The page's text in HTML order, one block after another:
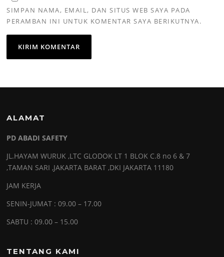
SIMPAN NAMA, EMAIL, DAN SITUS WEB SAYA PADA
PERAMBAN INI UNTUK KOMENTAR SAYA BERIKUTNYA.
ALAMAT
PD ABADI SAFETY
JL.HAYAM WURUK ,LTC GLODOK LT 1 BLOK C.8 no 6 & 7
,TAMAN SARI ,JAKARTA BARAT ,DKI JAKARTA 11180
JAM KERJA
SENIN-JUMAT : 09.00 – 17.00
SABTU : 09.00 – 15.00
TENTANG KAMI